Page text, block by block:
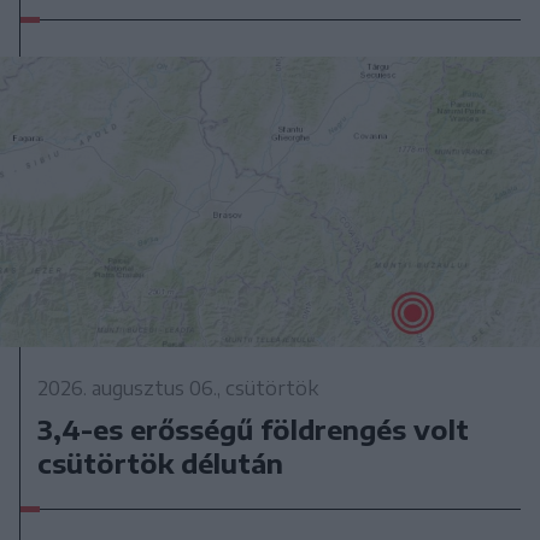
2026. augusztus 06., csütörtök
3,4-es erősségű földrengés volt
csütörtök délután